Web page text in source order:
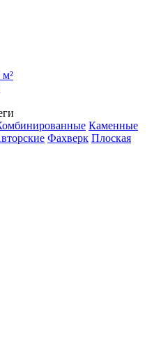
м²
Каменные
Фахверк Плоская